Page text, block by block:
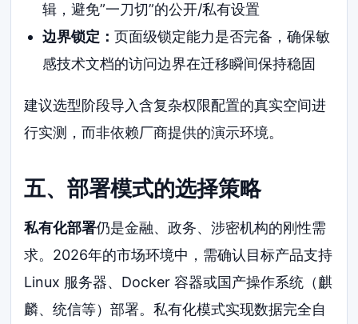
辑，避免”一刀切”的公开/私有设置
边界锁定： 页面级锁定能力是否完备，确保敏
感技术文档的访问边界在迁移瞬间保持稳固
建议选型阶段导入含复杂权限配置的真实空间进
行实测，而非依赖厂商提供的演示环境。
五、部署模式的选择策略
私有化部署仍是金融、政务、涉密机构的刚性需
求。2026年的市场环境中，需确认目标产品支持
Linux 服务器、Docker 容器或国产操作系统（麒
麟、统信等）部署。私有化模式实现数据完全自